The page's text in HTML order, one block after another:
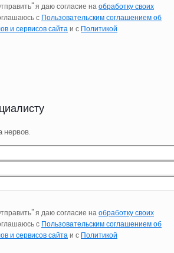
я даю согласие наобработку своих
с Пользовательским соглашением об
и сервисов сайтаи с Политикой
нервов.
я даю согласие наобработку своих
с Пользовательским соглашением об
и сервисов сайтаи с Политикой